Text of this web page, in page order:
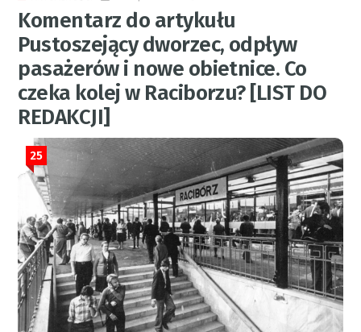
Komentarz do artykułu
Pustoszejący dworzec, odpływ
pasażerów i nowe obietnice. Co
czeka kolej w Raciborzu? [LIST DO
REDAKCJI]
25